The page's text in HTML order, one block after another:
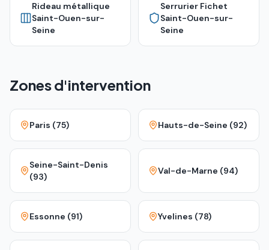
Rideau métallique
Saint-Ouen-sur-
Seine
Serrurier Fichet
Saint-Ouen-sur-
Seine
Zones d'intervention
Paris (75) Hauts-de-Seine (92)
Seine-Saint-Denis
(93)
Val-de-Marne (94)
Essonne (91) Yvelines (78)